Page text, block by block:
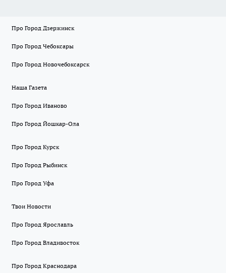
Про Город Дзержинск
Про Город Чебоксары
Про Город Новочебоксарск
Наша Газета
Про Город Иваново
Про Город Йошкар-Ола
Про Город Курск
Про Город Рыбинск
Про Город Уфа
Твои Новости
Про Город Ярославль
Про Город Владивосток
Про Город Краснодара